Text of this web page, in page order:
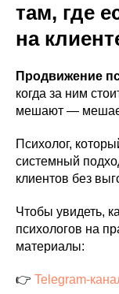
там, где
на
Продвижение
когда за ним
мешают — мешает
Психолог,
системный
клиентов без
Чтобы увидеть,
психологов на
материалы:
👉 Telegram-